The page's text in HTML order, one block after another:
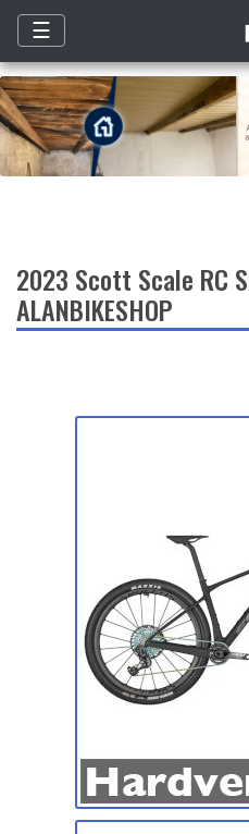
☰
2023 Scott Scale RC
ALANBIKESHOP